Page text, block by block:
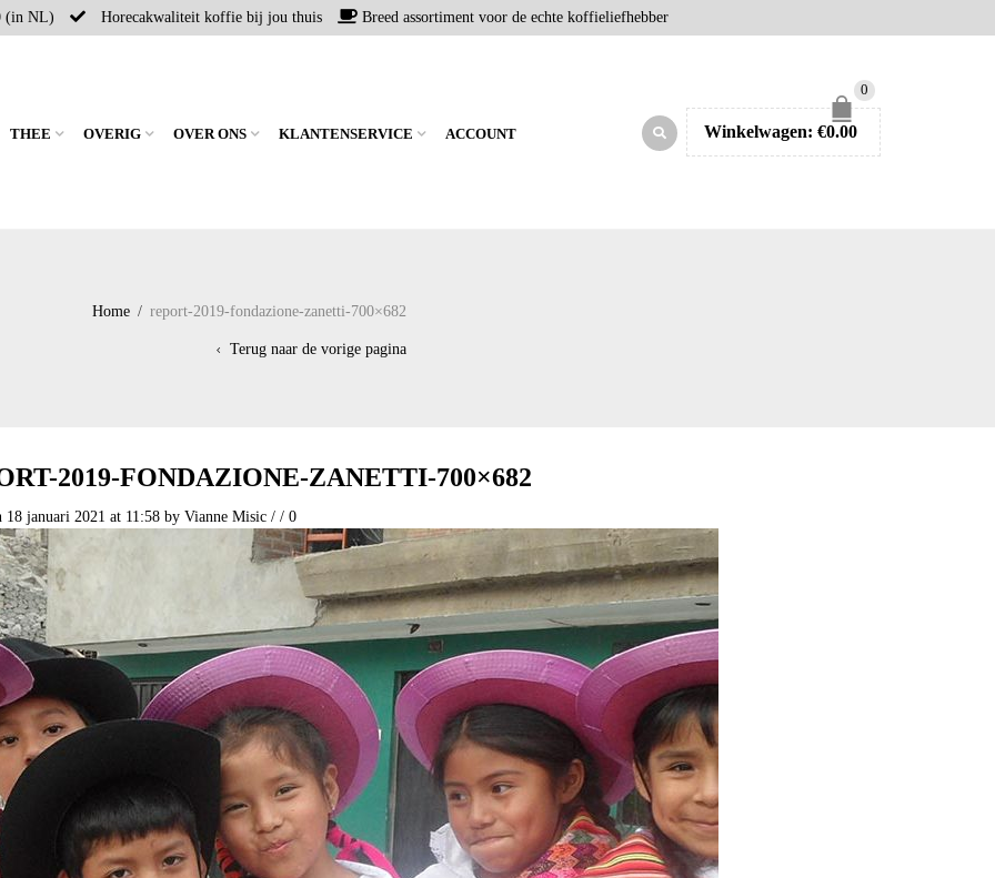
(in NL) Horecakwaliteit koffie bij jou thuis Breed assortiment voor de echte koffieliefhebber
THEE OVERIG OVER ONS KLANTENSERVICE ACCOUNT
0
Winkelwagen: €0.00
Home / report-2019-fondazione-zanetti-700×682
Terug naar de vorige pagina
2019-FONDAZIONE-ZANETTI-700×682
18 januari 2021 at 11:58 by Vianne Misic/ / 0